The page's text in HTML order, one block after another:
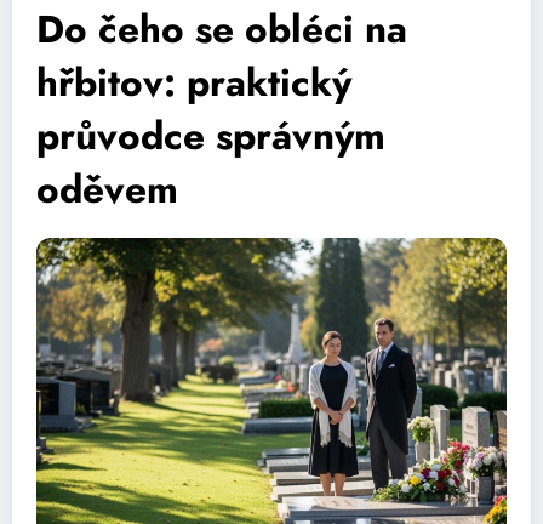
Do čeho se obléci na
hřbitov: praktický
průvodce správným
oděvem